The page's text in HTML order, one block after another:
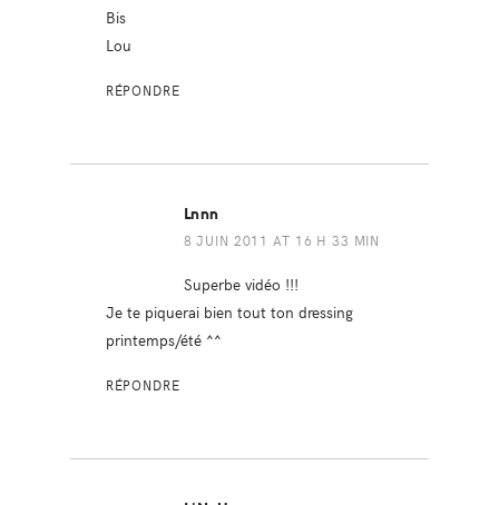
Bis
Lou
RÉPONDRE
Lnnn
8 JUIN 2011 AT 16 H 33 MIN
Superbe vidéo !!!
Je te piquerai bien tout ton dressing
printemps/été ^^
RÉPONDRE